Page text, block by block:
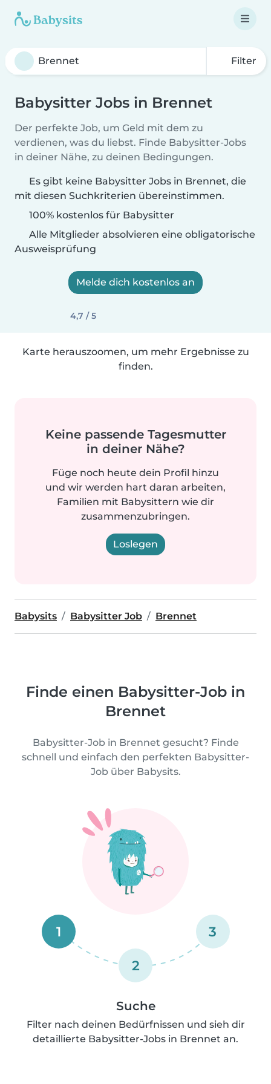
Filter
Babysitter Jobs in Brennet
Der perfekte Job, um Geld mit dem zu
verdienen, was du liebst. Finde Babysitter-Jobs
in deiner Nähe, zu deinen Bedingungen.
Es gibt keine Babysitter Jobs in Brennet, die
mit diesen Suchkriterien übereinstimmen.
100% kostenlos für Babysitter
Alle Mitglieder absolvieren eine obligatorische
Ausweisprüfung
Melde dich kostenlos an
4,7 / 5
Karte herauszoomen, um mehr Ergebnisse zu
finden.
Keine passende Tagesmutter
in deiner Nähe?
Füge noch heute dein Profil hinzu
und wir werden hart daran arbeiten,
Familien mit Babysittern wie dir
zusammenzubringen.
Loslegen
Babysits Babysitter Job Brennet
Finde einen Babysitter-Job in
Brennet
Babysitter-Job in Brennet gesucht? Finde
schnell und einfach den perfekten Babysitter-
Job über Babysits.
1
2
3
Suche
Filter nach deinen Bedürfnissen und sieh dir
detaillierte Babysitter-Jobs in Brennet an.